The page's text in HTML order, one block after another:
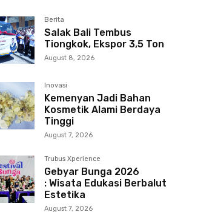
Berita
Salak Bali Tembus
Tiongkok, Ekspor 3,5 Ton
August 8, 2026
Inovasi
Kemenyan Jadi Bahan
Kosmetik Alami Berdaya
Tinggi
August 7, 2026
Trubus Xperience
Gebyar Bunga 2026
: Wisata Edukasi Berbalut
Estetika
August 7, 2026